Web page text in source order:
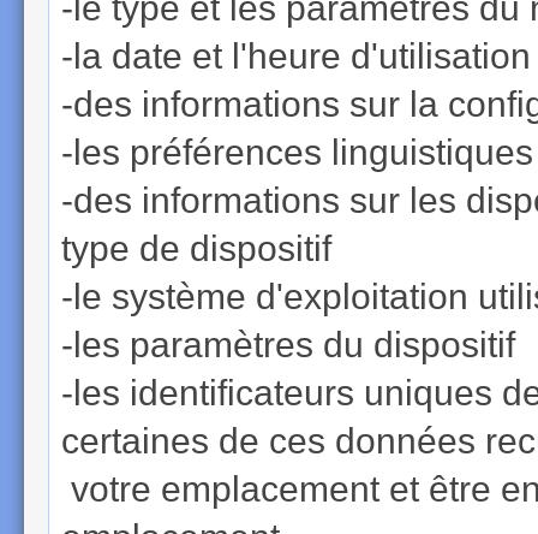
-la date et l'heure
-des informations sur la
-les préférences
-des informations sur les
type de dispositif
-le système d'exploitation
-les paramètres du dispositif
-les identificateurs uniques
certaines de ces données
votre emplacement et être